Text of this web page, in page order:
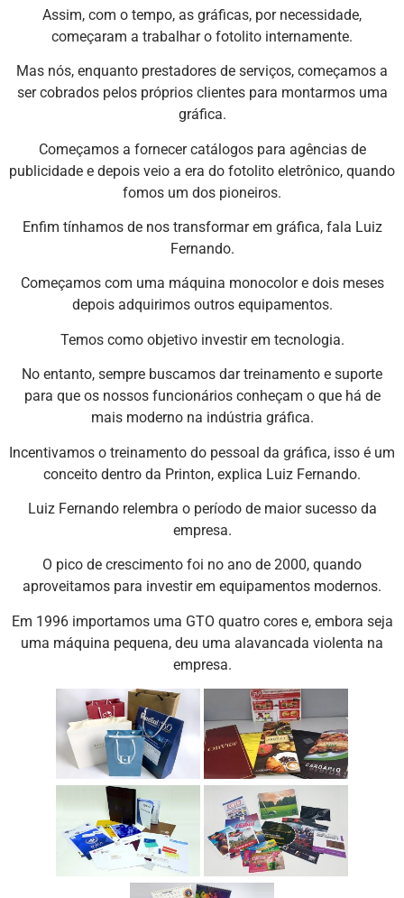
Assim, com o tempo, as gráficas, por necessidade,
começaram a trabalhar o fotolito internamente.
Mas nós, enquanto prestadores de serviços, começamos a
ser cobrados pelos próprios clientes para montarmos uma
gráfica.
Começamos a fornecer catálogos para agências de
publicidade e depois veio a era do fotolito eletrônico, quando
fomos um dos pioneiros.
Enfim tínhamos de nos transformar em gráfica, fala Luiz
Fernando.
Começamos com uma máquina monocolor e dois meses
depois adquirimos outros equipamentos.
Temos como objetivo investir em tecnologia.
No entanto, sempre buscamos dar treinamento e suporte
para que os nossos funcionários conheçam o que há de
mais moderno na indústria gráfica.
Incentivamos o treinamento do pessoal da gráfica, isso é um
conceito dentro da Printon, explica Luiz Fernando.
Luiz Fernando relembra o período de maior sucesso da
empresa.
O pico de crescimento foi no ano de 2000, quando
aproveitamos para investir em equipamentos modernos.
Em 1996 importamos uma GTO quatro cores e, embora seja
uma máquina pequena, deu uma alavancada violenta na
empresa.